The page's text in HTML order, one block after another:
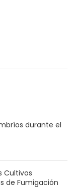
durante el
Cultivos
de Fumigación